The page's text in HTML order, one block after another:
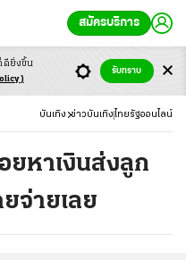
สมัครบริการ
บันเทิง ข่าวบันเทิง ไทยรัฐออนไลน์
ยหาเงินส่งลูก
จ่ายเลย
ดียิ่งขึ้น
รับทราบ